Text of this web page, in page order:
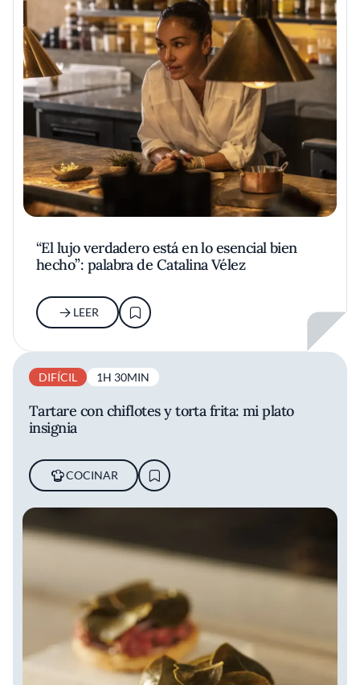
“El lujo verdadero está en lo esencial bien
hecho”: palabra de Catalina Vélez
LEER
DIFÍCIL 1H 30MIN
Tartare con chiflotes y torta frita: mi plato
insignia
COCINAR